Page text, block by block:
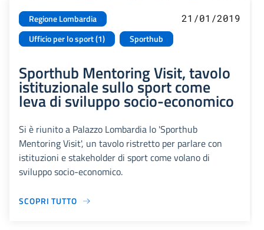
Regione Lombardia
Ufficio per lo sport (1)
Sporthub
21/01/2019
Sporthub Mentoring Visit, tavolo
istituzionale sullo sport come
leva di sviluppo socio-economico
Si è riunito a Palazzo Lombardia lo 'Sporthub
Mentoring Visit', un tavolo ristretto per parlare con
istituzioni e stakeholder di sport come volano di
sviluppo socio-economico.
SCOPRI TUTTO